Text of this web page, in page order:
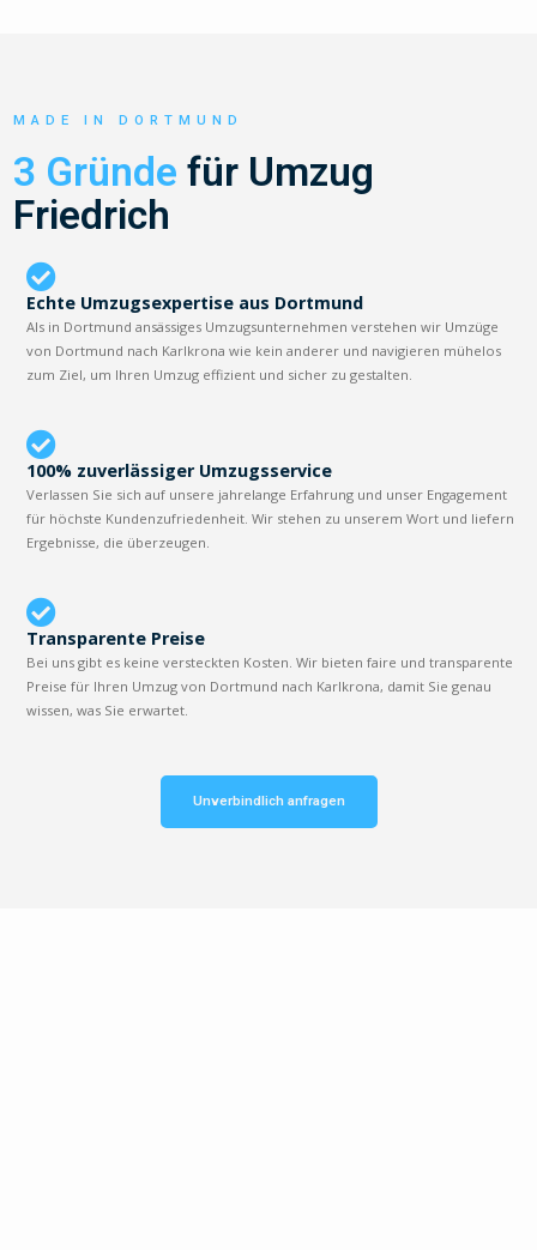
MADE IN DORTMUND
3 Gründe für Umzug
Friedrich
Echte Umzugsexpertise aus Dortmund
Als in Dortmund ansässiges Umzugsunternehmen verstehen wir Umzüge
von Dortmund nach Karlkrona wie kein anderer und navigieren mühelos
zum Ziel, um Ihren Umzug effizient und sicher zu gestalten.
100% zuverlässiger Umzugsservice
Verlassen Sie sich auf unsere jahrelange Erfahrung und unser Engagement
für höchste Kundenzufriedenheit. Wir stehen zu unserem Wort und liefern
Ergebnisse, die überzeugen.
Transparente Preise
Bei uns gibt es keine versteckten Kosten. Wir bieten faire und transparente
Preise für Ihren Umzug von Dortmund nach Karlkrona, damit Sie genau
wissen, was Sie erwartet.
Unverbindlich anfragen